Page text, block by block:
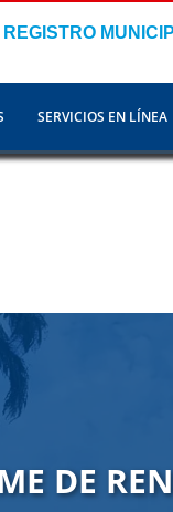
REGISTRO
SERVICIOS EN LÍNEA
DE